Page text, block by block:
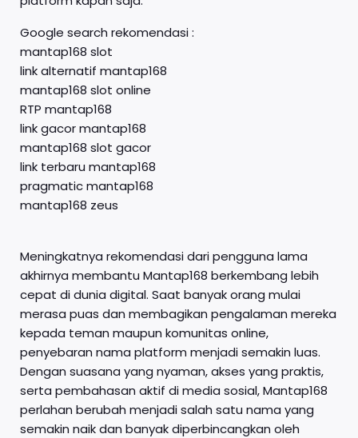
Google search rekomendasi :
mantap168 slot
link alternatif mantap168
mantap168 slot online
RTP mantap168
link gacor mantap168
mantap168 slot gacor
link terbaru mantap168
pragmatic mantap168
mantap168 zeus
Meningkatnya rekomendasi dari pengguna lama
akhirnya membantu Mantap168 berkembang lebih
cepat di dunia digital. Saat banyak orang mulai
merasa puas dan membagikan pengalaman mereka
kepada teman maupun komunitas online,
penyebaran nama platform menjadi semakin luas.
Dengan suasana yang nyaman, akses yang praktis,
serta pembahasan aktif di media sosial, Mantap168
perlahan berubah menjadi salah satu nama yang
semakin naik dan banyak diperbincangkan oleh